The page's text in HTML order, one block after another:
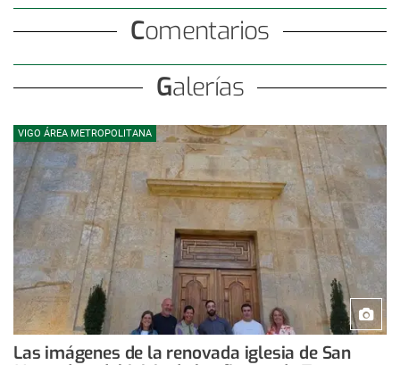
Comentarios
Galerías
VIGO ÁREA METROPOLITANA
Las imágenes de la renovada iglesia de San